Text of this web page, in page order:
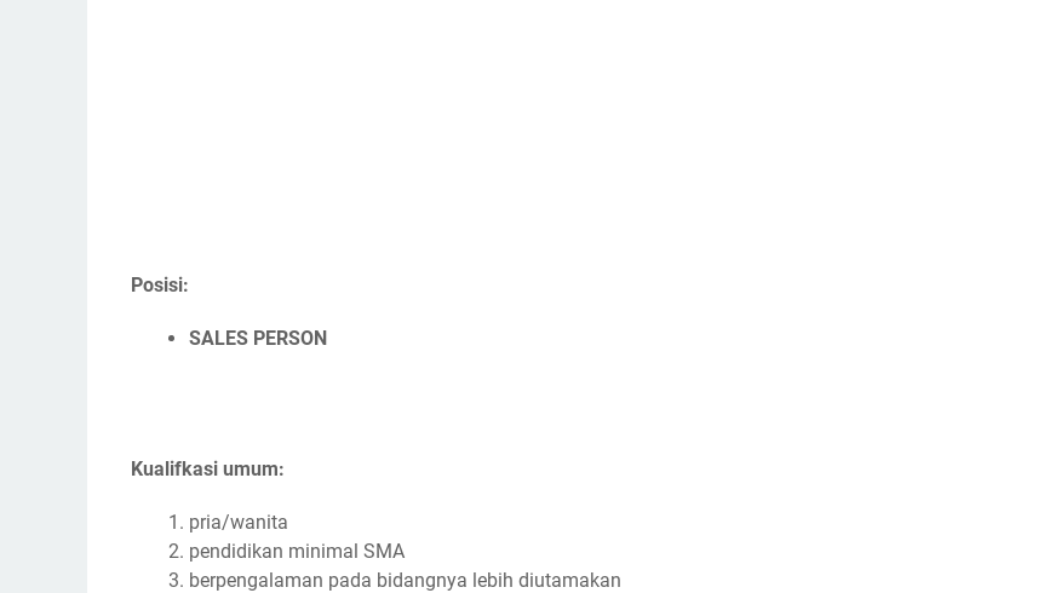
Posisi:
SALES PERSON
Kualifkasi umum:
pria/wanita
pendidikan minimal SMA
berpengalaman pada bidangnya lebih diutamakan